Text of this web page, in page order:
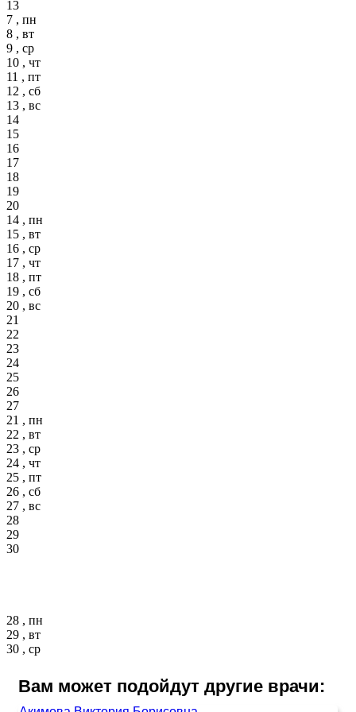
13
7 , пн
8 , вт
9 , ср
10 , чт
11 , пт
12 , сб
13 , вс
14
15
16
17
18
19
20
14 , пн
15 , вт
16 , ср
17 , чт
18 , пт
19 , сб
20 , вс
21
22
23
24
25
26
27
21 , пн
22 , вт
23 , ср
24 , чт
25 , пт
26 , сб
27 , вс
28
29
30
28 , пн
29 , вт
30 , ср
Вам может подойдут другие врачи: